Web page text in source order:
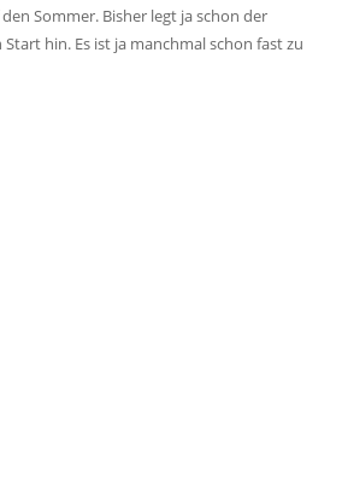
Sommer. Bisher legt ja schon der
hin. Es ist ja manchmal schon fast zu